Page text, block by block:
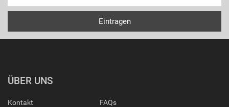
ÜBER UNS
Kontakt FAQs